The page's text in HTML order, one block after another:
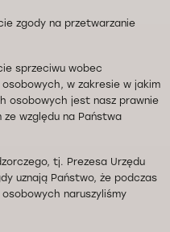
zgody na przetwarzanie
sprzeciwu wobec
w zakresie w jakim
osobowych jest nasz prawnie
względu na Państwa
tj. Prezesa Urzędu
uznają Państwo, że podczas
naruszyliśmy